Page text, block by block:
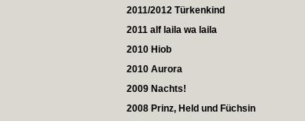
2011/2012 Türkenkind
2011 alf laila wa laila
2010 Hiob
2010 Aurora
2009 Nachts!
2008 Prinz, Held und Füchsin